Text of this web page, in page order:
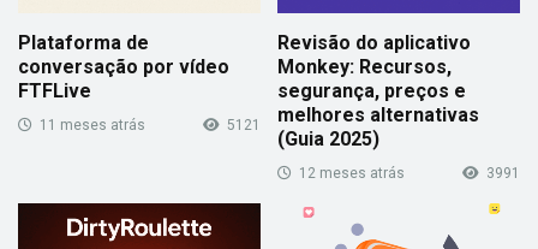
Plataforma de
conversação por vídeo
FTFLive
11 meses atrás 5121
Revisão do aplicativo
Monkey: Recursos,
segurança, preços e
melhores alternativas
(Guia 2025)
12 meses atrás 3991